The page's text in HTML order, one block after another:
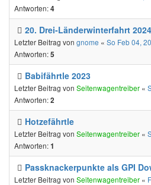
Antworten:4
20. Drei-Länderwinterfahrt 2024
Letzter Beitrag von gnome « So Feb 04,
Antworten:5
Babifährtle 2023
Letzter Beitrag von Seitenwagentreiber «
Antworten:2
Hotzefährtle
Letzter Beitrag von Seitenwagentreiber «
Antworten:1
Passknackerpunkte als GPI
Letzter Beitrag von Seitenwagentreiber «